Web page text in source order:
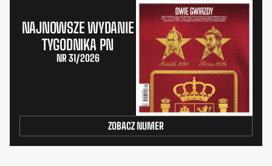
NAJNOWSZE WYDANIE
TYGODNIKA PN
NR 31/2026
ZOBACZ NUMER